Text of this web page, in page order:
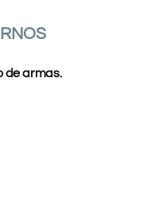
de armas.